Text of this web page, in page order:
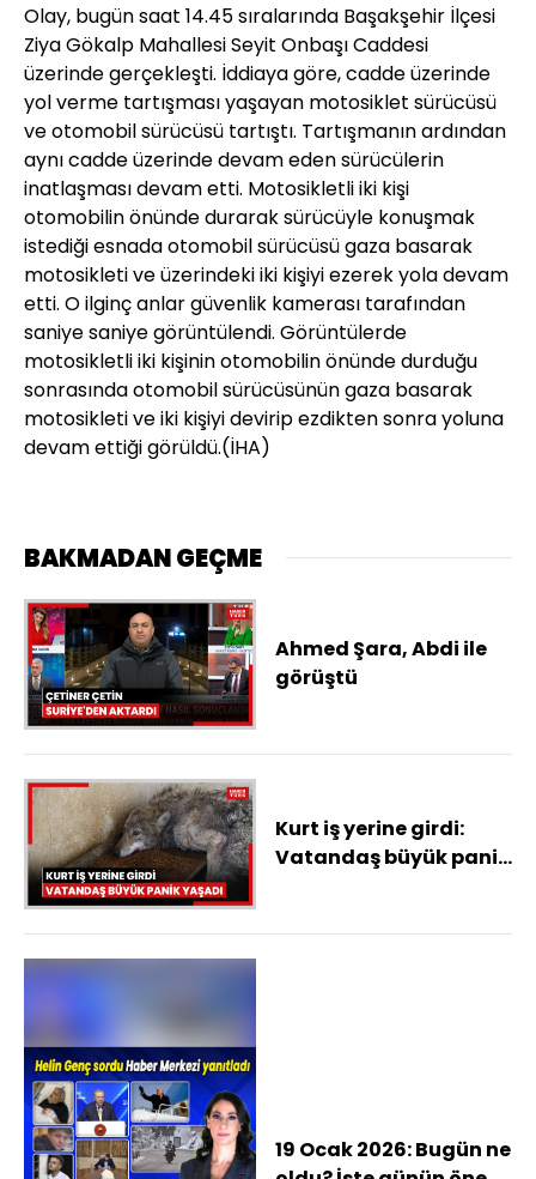
Olay, bugün saat 14.45 sıralarında Başakşehir İlçesi
Ziya Gökalp Mahallesi Seyit Onbaşı Caddesi
üzerinde gerçekleşti. İddiaya göre, cadde üzerinde
yol verme tartışması yaşayan motosiklet sürücüsü
ve otomobil sürücüsü tartıştı. Tartışmanın ardından
aynı cadde üzerinde devam eden sürücülerin
inatlaşması devam etti. Motosikletli iki kişi
otomobilin önünde durarak sürücüyle konuşmak
istediği esnada otomobil sürücüsü gaza basarak
motosikleti ve üzerindeki iki kişiyi ezerek yola devam
etti. O ilginç anlar güvenlik kamerası tarafından
saniye saniye görüntülendi. Görüntülerde
motosikletli iki kişinin otomobilin önünde durduğu
sonrasında otomobil sürücüsünün gaza basarak
motosikleti ve iki kişiyi devirip ezdikten sonra yoluna
devam ettiği görüldü.(İHA)
BAKMADAN GEÇME
Ahmed Şara, Abdi ile
görüştü
Kurt iş yerine girdi:
Vatandaş büyük panik
19 Ocak 2026: Bugün ne